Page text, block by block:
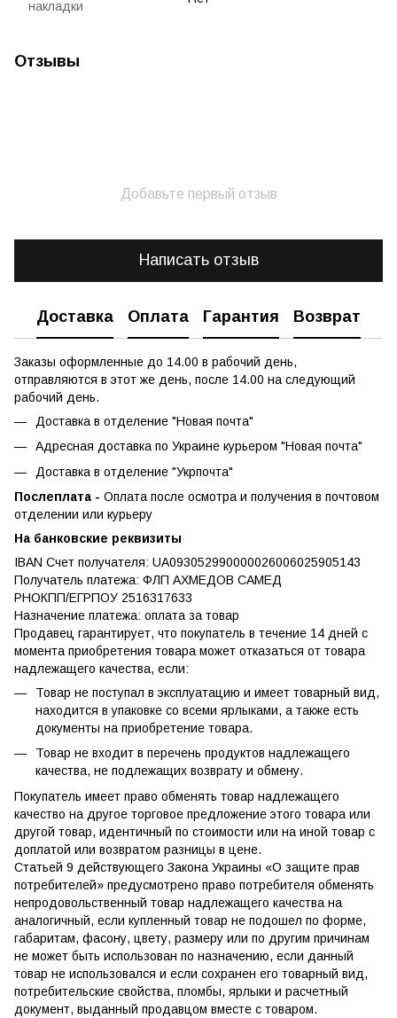
накладки
Отзывы
Добавьте первый отзыв
Написать отзыв
Доставка Оплата Гарантия Возврат
Заказы оформленные до 14.00 в рабочий день,
отправляются в этот же день, после 14.00 на следующий
рабочий день.
Доставка в отделение "Новая почта"
Адресная доставка по Украине курьером "Новая почта"
Доставка в отделение "Укрпочта"
Послеплата - Оплата после осмотра и получения в почтовом
отделении или курьеру
На банковские реквизиты
IBAN Счет получателя: UA093052990000026006025905143
Получатель платежа: ФЛП АХМЕДОВ САМЕД
РНОКПП/ЕГРПОУ 2516317633
Назначение платежа: оплата за товар
Продавец гарантирует, что покупатель в течение 14 дней с
момента приобретения товара может отказаться от товара
надлежащего качества, если:
Товар не поступал в эксплуатацию и имеет товарный вид,
находится в упаковке со всеми ярлыками, а также есть
документы на приобретение товара.
Товар не входит в перечень продуктов надлежащего
качества, не подлежащих возврату и обмену.
Покупатель имеет право обменять товар надлежащего
качество на другое торговое предложение этого товара или
другой товар, идентичный по стоимости или на иной товар с
доплатой или возвратом разницы в цене.
Статьей 9 действующего Закона Украины «О защите прав
потребителей» предусмотрено право потребителя обменять
непродовольственный товар надлежащего качества на
аналогичный, если купленный товар не подошел по форме,
габаритам, фасону, цвету, размеру или по другим причинам
не может быть использован по назначению, если данный
товар не использовался и если сохранен его товарный вид,
потребительские свойства, пломбы, ярлыки и расчетный
документ, выданный продавцом вместе с товаром.